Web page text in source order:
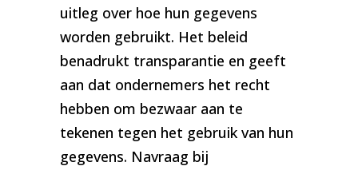
uitleg over hoe hun gegevens
worden gebruikt. Het beleid
benadrukt transparantie en geeft
aan dat ondernemers het recht
hebben om bezwaar aan te
tekenen tegen het gebruik van hun
gegevens. Navraag bij